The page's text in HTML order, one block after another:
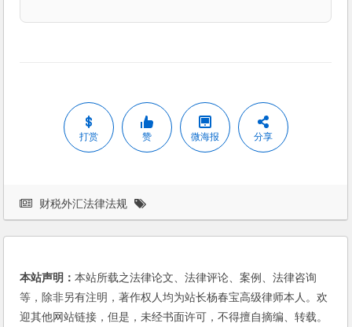
打赏 赞 微海报 分享
财税外汇法律法规
本站声明：本站所载之法律论文、法律评论、案例、法律咨询
等，除非另有注明，著作权人均为站长杨春宝高级律师本人。欢
迎其他网站链接，但是，未经书面许可，不得擅自摘编、转载。